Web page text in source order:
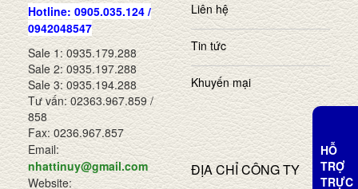
Hotline: 0905.035.124 /
0942048547
Sale 1: 0935.179.288
Sale 2: 0935.197.288
Sale 3: 0935.194.288
Tư vấn: 02363.967.859 /
858
Fax: 0236.967.857
Email:
nhattinuy@gmail.com
Website:
Liên hệ
Tin tức
Khuyến mại
ĐỊA CHỈ CÔNG TY
HỖ
TRỢ
TRỰC